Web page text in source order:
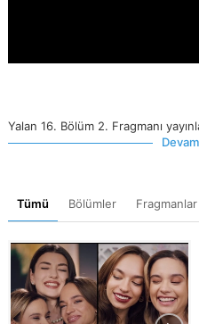
Yalan 16. Bölüm 2. Fragmanı
Tümü Bölümler Fragmanlar